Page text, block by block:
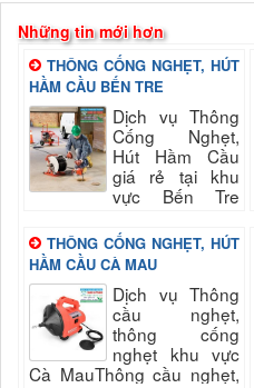
Những tin mới hơn
THÔNG CỐNG NGHẸT, HÚT
HẦM CẦU BẾN TRE
Dịch vụ Thông
Cống Nghẹt,
Hút Hầm Cầu
giá rẻ tại khu
vực Bến Tre
khách nhanh và đảm bảo
uy tín, chất lượng hài long
quý...
THÔNG CỐNG NGHẸT, HÚT
HẦM CẦU CÀ MAU
Dịch vụ Thông
cầu nghẹt,
thông cống
nghẹt khu vực
Cà MauThông cầu nghẹt,